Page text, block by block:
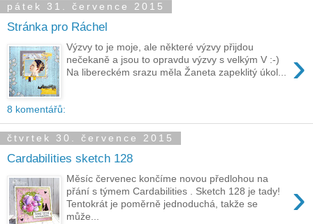
pátek 31. července 2015
Stránka pro Ráchel
›
Výzvy to je moje, ale některé výzvy přijdou
nečekaně a jsou to opravdu výzvy s velkým V :-)
Na libereckém srazu měla Žaneta zapeklitý úkol...
8 komentářů:
čtvrtek 30. července 2015
Cardabilities sketch 128
›
Měsíc červenec končíme novou předlohou na
přání s týmem Cardabilities . Sketch 128 je tady!
Tentokrát je poměrně jednoduchá, takže se
může...